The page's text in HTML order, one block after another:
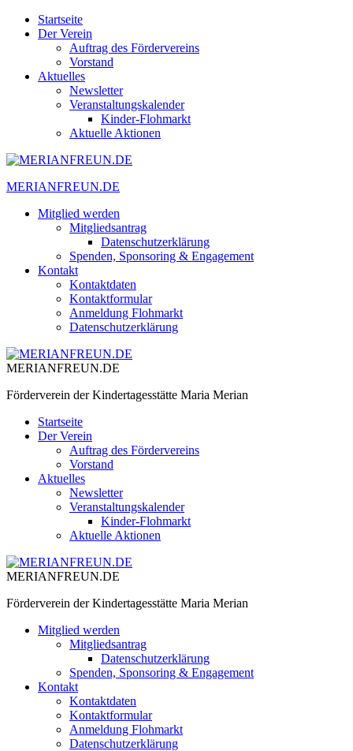
Skip
Startseite
Der Verein
Auftrag des Fördervereins
Vorstand
Aktuelles
Newsletter
Veranstaltungskalender
Kinder-Flohmarkt
Aktuelle Aktionen
MERIANFREUN.DE
Mitglied werden
Mitgliedsantrag
Datenschutzerklärung
Spenden, Sponsoring & Engagement
Kontakt
Kontaktdaten
Kontaktformular
Anmeldung Flohmarkt
Datenschutzerklärung
MERIANFREUN.DE
Förderverein der Kindertagesstätte Maria Merian
Startseite
Der Verein
Auftrag des Fördervereins
Vorstand
Aktuelles
Newsletter
Veranstaltungskalender
Kinder-Flohmarkt
Aktuelle Aktionen
MERIANFREUN.DE
Förderverein der Kindertagesstätte Maria Merian
Mitglied werden
Mitgliedsantrag
Datenschutzerklärung
Spenden, Sponsoring & Engagement
Kontakt
Kontaktdaten
Kontaktformular
Anmeldung Flohmarkt
Datenschutzerklärung